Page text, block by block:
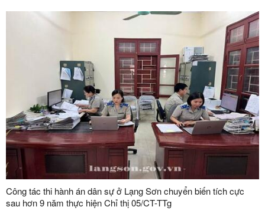
Công tác thi hành án dân sự ở Lạng Sơn chuyển biến tích cực
sau hơn 9 năm thực hiện Chỉ thị 05/CT-TTg